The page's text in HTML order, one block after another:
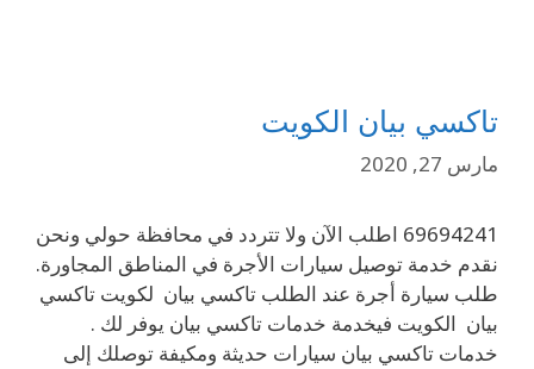
تاكسي بيان الكويت
مارس 27, 2020
69694241 اطلب الآن ولا تتردد في محافظة حولي ونحن
نقدم خدمة توصيل سيارات الأجرة في المناطق المجاورة.
طلب سيارة أجرة عند الطلب تاكسي بيان لكويت تاكسي
بيان الكويت فيخدمة خدمات تاكسي بيان يوفر لك .
خدمات تاكسي بيان سيارات حديثة ومكيفة توصلك إلى